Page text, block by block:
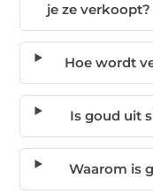
je ze verkoopt?
Hoe wordt
Is goud uit
Waarom is